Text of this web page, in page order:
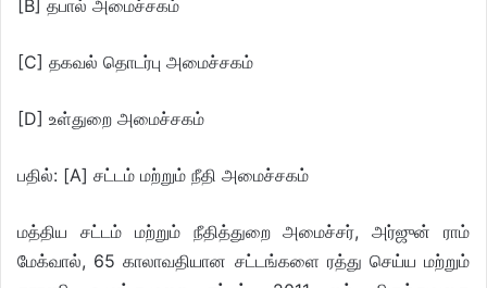
[B] தபால் அமைச்சகம்
[C] தகவல் தொடர்பு அமைச்சகம்
[D] உள்துறை அமைச்சகம்
பதில்: [A] சட்டம் மற்றும் நீதி அமைச்சகம்
மத்திய சட்டம் மற்றும் நீதித்துறை அமைச்சர், அர்ஜுன் ராம்
மேக்வால், 65 காலாவதியான சட்டங்களை ரத்து செய்ய மற்றும்